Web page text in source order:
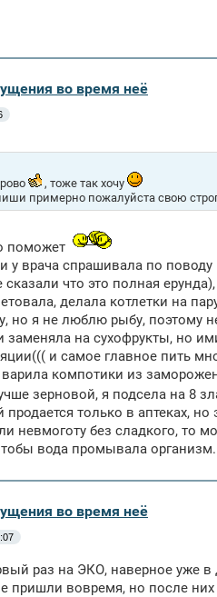
во время неё
, тоже так хочу
примерно пожалуйста свою
поможет
у врача спрашивала по
что это полная
делала котлетки на
но я не люблю рыбу, поэтому
на сухофрукты, но
и самое главное пить
варила компотики из
зерновой, я подсела на 8
только в аптеках, но
невмоготу без сладкого, то
вода промывала организм.
во время неё
раз на ЭКО, наверное уже
пришли вовремя, но после них